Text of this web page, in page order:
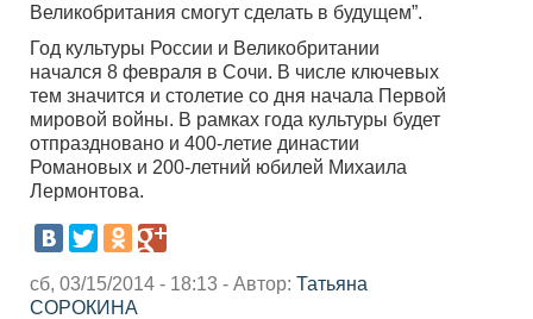
Великобритания смогут сделать в будущем”.
Год культуры России и Великобритании
начался 8 февраля в Сочи. В числе ключевых
тем значится и столетие со дня начала Первой
мировой войны. В рамках года культуры будет
отпраздновано и 400-летие династии
Романовых и 200-летний юбилей Михаила
Лермонтова.
сб, 03/15/2014 - 18:13 - Автор: Татьяна
СОРОКИНА